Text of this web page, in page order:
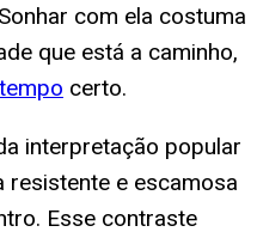
com ela costuma
que está a caminho,
tempo certo.
interpretação popular
resistente e escamosa
Esse contraste